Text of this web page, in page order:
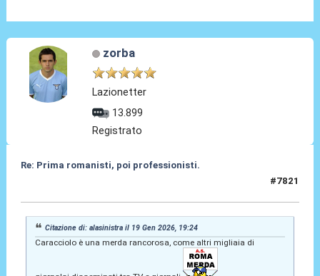
zorba
Lazionetter
13.899
Registrato
Re: Prima romanisti, poi professionisti.
#7821
Citazione di: alasinistra il 19 Gen 2026, 19:24
Caracciolo è una merda rancorosa, come altri migliaia di